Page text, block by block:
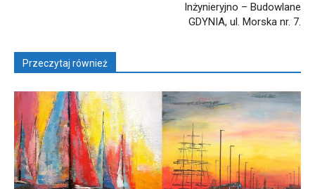
Inżynieryjno – Budowlane
GDYNIA, ul. Morska nr. 7.
Przeczytaj również